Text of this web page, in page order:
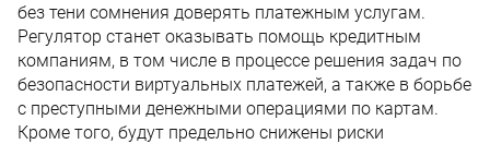
без тени сомнения доверять платежным услугам.
Регулятор станет оказывать помощь кредитным
компаниям, в том числе в процессе решения задач по
безопасности виртуальных платежей, а также в борьбе
с преступными денежными операциями по картам.
Кроме того, будут предельно снижены риски